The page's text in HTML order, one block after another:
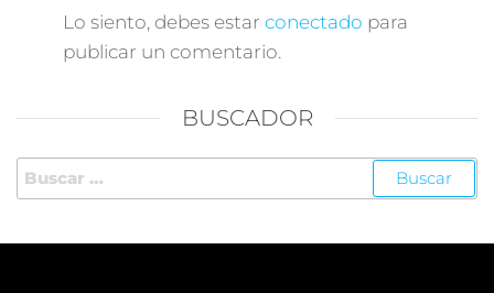
Lo siento, debes estar conectado para
publicar un comentario.
BUSCADOR